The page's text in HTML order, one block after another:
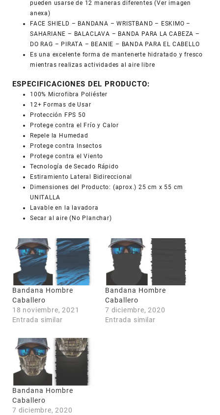
pueden usarse de 12 maneras diferentes (Ver imagen
anexa)
FACE SHIELD – BANDANA – WRISTBAND – ESKIMO –
SAHARIANE – BALACLAVA – BANDA PARA LA CABEZA –
DO RAG – PIRATA – BEANIE – BANDA PARA EL CABELLO
Es una excelente forma de mantenerte hidratado y fresco
mientras realizas actividades al aire libre
ESPECIFICACIONES DEL PRODUCTO:
100% Microfibra Poliéster
12+ Formas de Usar
Protección FPS 50
Protege contra el Frío y Calor
Repele la Humedad
Protege contra Insectos
Protege contra el Viento
Tecnología de Secado Rápido
Estiramiento Lateral Bidireccional
Dimensiones del Producto: (aprox.) 25 cm x 55 cm
UNITALLA
Lavable en la lavadora
Secar al aire (No Planchar)
Bandana Hombre
Caballero
18 noviembre, 2021
Entrada similar
Bandana Hombre
Caballero
7 diciembre, 2020
Entrada similar
Bandana Hombre
Caballero
7 diciembre, 2020
COUPONX1914039467 COPIAR CÓDIGO